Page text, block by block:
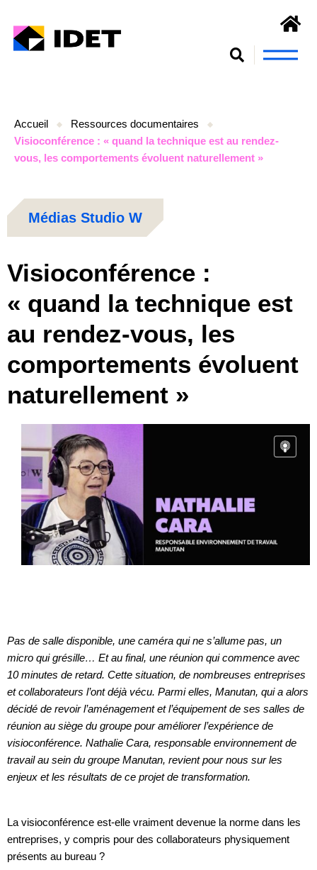
Accueil
Ressources documentaires
Visioconférence : « quand la technique est au rendez-
vous, les comportements évoluent naturellement »
Visioconférence :
« quand la technique est
au rendez-vous, les
comportements évoluent
naturellement »
Pas de salle disponible, une caméra qui ne s’allume pas, un
micro qui grésille… Et au final, une réunion qui commence avec
10 minutes de retard. Cette situation, de nombreuses entreprises
et collaborateurs l’ont déjà vécu. Parmi elles, Manutan, qui a alors
décidé de revoir l’aménagement et l’équipement de ses salles de
réunion au siège du groupe pour améliorer l’expérience de
visioconférence. Nathalie Cara, responsable environnement de
travail au sein du groupe Manutan, revient pour nous sur les
enjeux et les résultats de ce projet de transformation.
La visioconférence est-elle vraiment devenue la norme dans les
entreprises, y compris pour des collaborateurs physiquement
présents au bureau ?